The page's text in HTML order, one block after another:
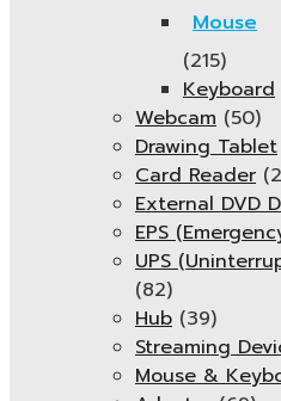
Mouse
(215)
Keyboard
Webcam (50)
Drawing Tablet
Card Reader
External DVD
EPS
UPS
(82)
Hub (39)
Streaming
Mouse &